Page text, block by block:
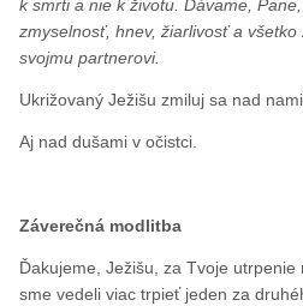
k smrti a nie k životu. Dávame,
zmyselnosť, hnev, žiarlivosť a
svojmu partnerovi.
Ukrižovaný Ježišu zmiluj sa nad
Aj nad dušami v očistci.
Záverečná modlitba
Ďakujeme, Ježišu, za Tvoje
sme vedeli viac trpieť jeden za